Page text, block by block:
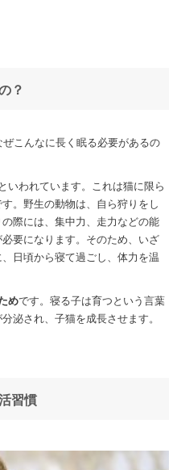
？
こんなに長く眠る必要があるの
いわれています。これは猫に限ら
。野生の動物は、自ら狩りをし
際には、集中力、走力などの能
要になります。そのため、いざ
日頃から寝て過ごし、体力を温
めです。寝る子は育つという言葉
泌され、子猫を成長させます。
習慣